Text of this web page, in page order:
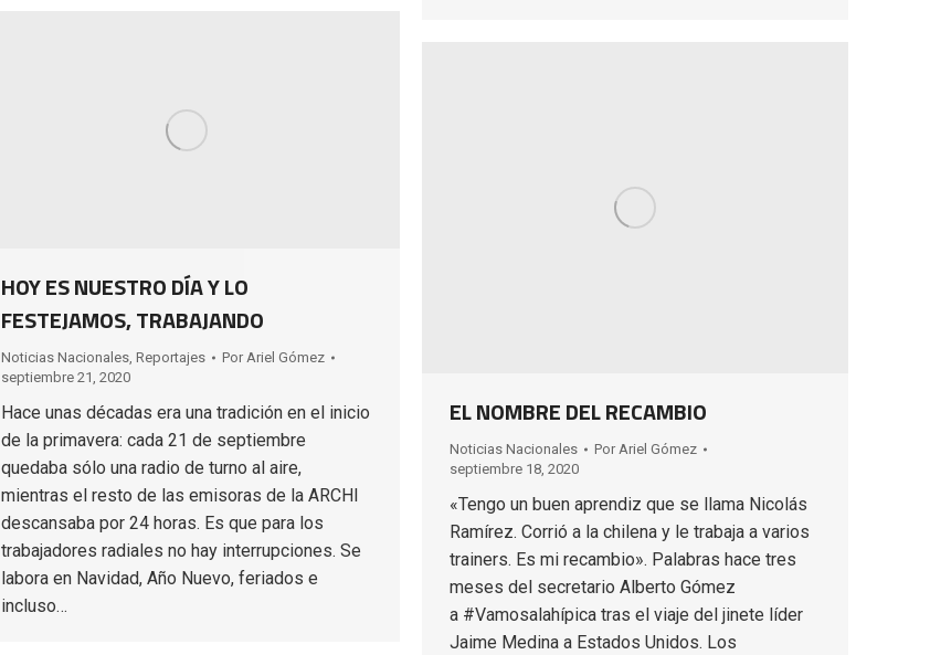
HOY ES NUESTRO DÍA Y LO
FESTEJAMOS, TRABAJANDO
Noticias Nacionales Reportajes Por Ariel Gómez
septiembre 21, 2020
Hace unas décadas era una tradición en el inicio
de la primavera: cada 21 de septiembre
quedaba sólo una radio de turno al aire,
mientras el resto de las emisoras de la ARCHI
descansaba por 24 horas. Es que para los
trabajadores radiales no hay interrupciones. Se
labora en Navidad, Año Nuevo, feriados e
incluso…
EL NOMBRE DEL RECAMBIO
Noticias Nacionales Por Ariel Gómez
septiembre 18, 2020
«Tengo un buen aprendiz que se llama Nicolás
Ramírez. Corrió a la chilena y le trabaja a varios
trainers. Es mi recambio». Palabras hace tres
meses del secretario Alberto Gómez
a #Vamosalahípica tras el viaje del jinete líder
Jaime Medina a Estados Unidos. Los